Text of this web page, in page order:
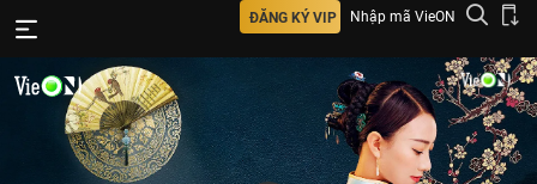
ĐĂNG KÝ VIP Nhập mã VieON